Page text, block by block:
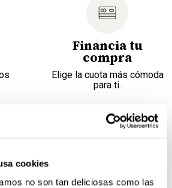
cookies
no son tan deliciosas como las
Financia tu
compra
Elige la cuota más cómoda
para ti.
formato libro para 20 piezas.
de opinión.
en nuestro teléfono de atención al